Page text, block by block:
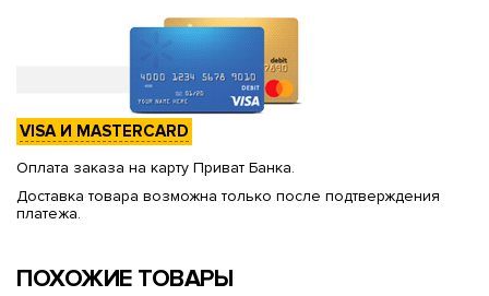
VISA И MASTERCARD
Оплата заказа на карту Приват Банка.
Доставка товара возможна только после подтверждения
платежа.
ПОХОЖИЕ ТОВАРЫ